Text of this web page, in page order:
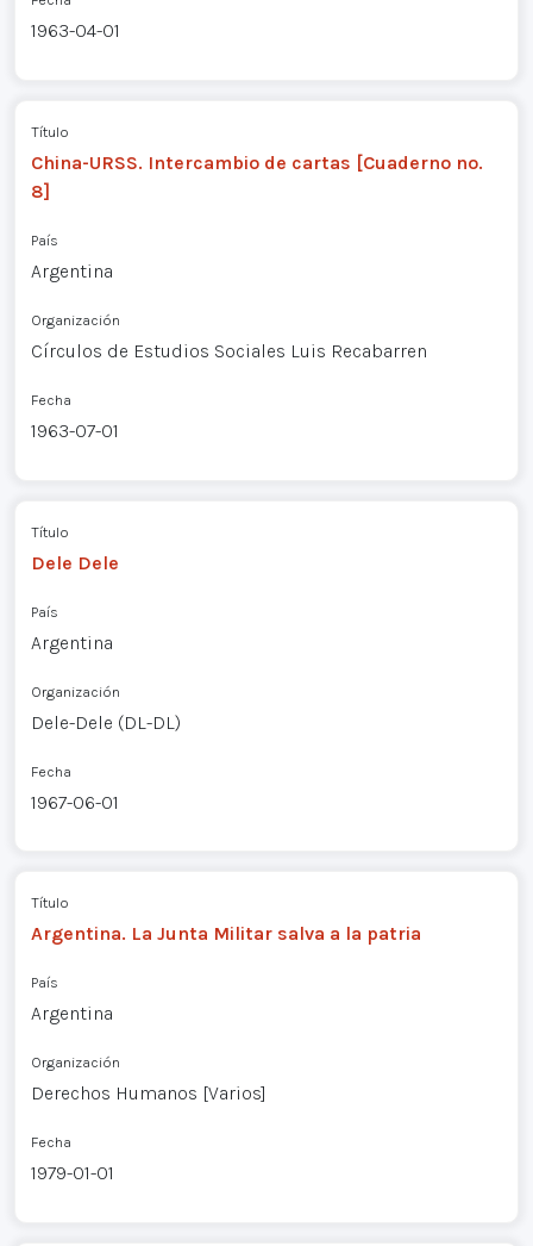
1963-04-01
Título
China-URSS. Intercambio de cartas [Cuaderno no.
8]
País
Argentina
Organización
Círculos de Estudios Sociales Luis Recabarren
Fecha
1963-07-01
Título
Dele Dele
País
Argentina
Organización
Dele-Dele (DL-DL)
Fecha
1967-06-01
Título
Argentina. La Junta Militar salva a la patria
País
Argentina
Organización
Derechos Humanos [Varios]
Fecha
1979-01-01